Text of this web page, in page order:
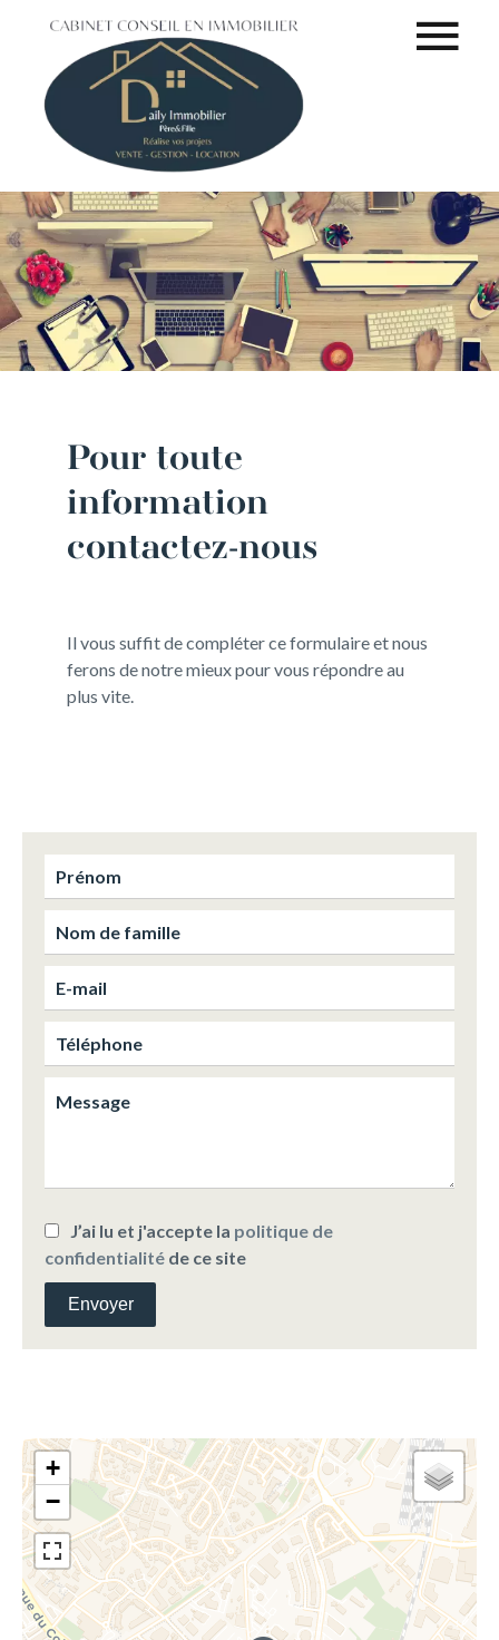
Pour toute
information
contactez-nous
Il vous suffit de compléter ce formulaire et nous
ferons de notre mieux pour vous répondre au
plus vite.
J’ai lu et j'accepte la politique de
confidentialité de ce site
Envoyer
+
−